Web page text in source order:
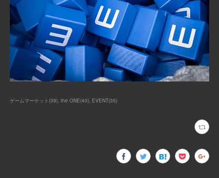
ゲームマーケット (39) the ONE(40) EVENT(35)